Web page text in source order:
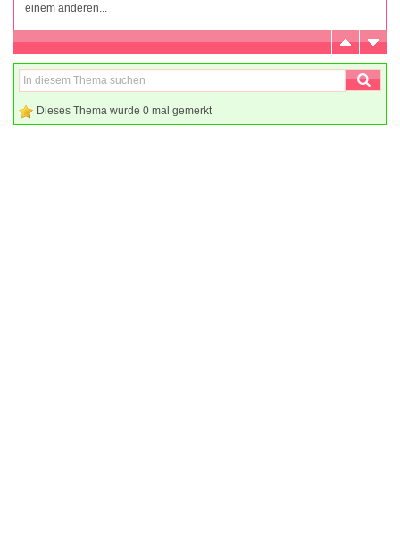
einem anderen...
Dieses Thema wurde 0 mal gemerkt